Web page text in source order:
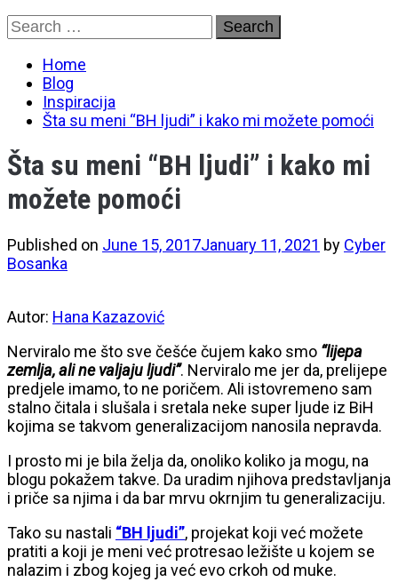
Skip
to
content
Search
for:
Home
Blog
Inspiracija
Šta su meni “BH ljudi” i kako mi možete pomoći
Šta su meni “BH ljudi” i kako mi
možete pomoći
Published on June 15, 2017January 11, 2021 by Cyber
Bosanka
Autor: Hana Kazazović
Nerviralo me što sve češće čujem kako smo “lijepa
zemlja, ali ne valjaju ljudi”. Nerviralo me jer da, prelijepe
predjele imamo, to ne poričem. Ali istovremeno sam
stalno čitala i slušala i sretala neke super ljude iz BiH
kojima se takvom generalizacijom nanosila nepravda.
I prosto mi je bila želja da, onoliko koliko ja mogu, na
blogu pokažem takve. Da uradim njihova predstavljanja
i priče sa njima i da bar mrvu okrnjim tu generalizaciju.
Tako su nastali “BH ljudi”, projekat koji već možete
pratiti a koji je meni već protresao ležište u kojem se
nalazim i zbog kojeg ja već evo crkoh od muke.